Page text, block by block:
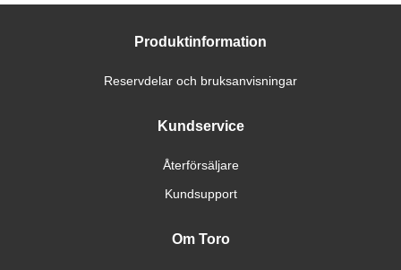
Produktinformation
Reservdelar och bruksanvisningar
Kundservice
Återförsäljare
Kundsupport
Om Toro